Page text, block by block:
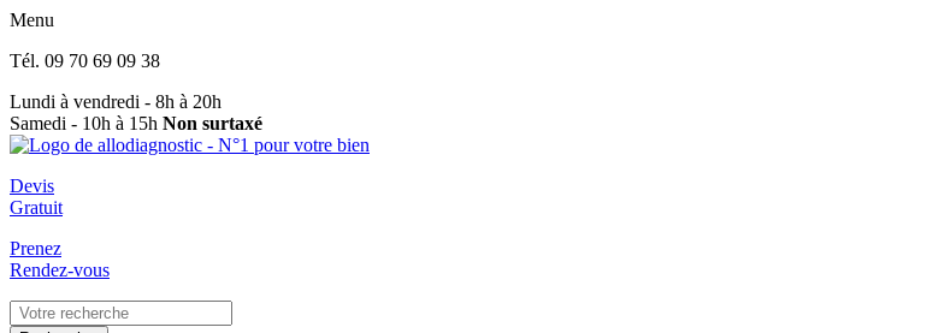
Menu
Tél. 09 70 69 09 38
Lundi à vendredi - 8h à 20h
Samedi - 10h à 15h Non surtaxé
Devis
Gratuit
Prenez
Rendez-vous